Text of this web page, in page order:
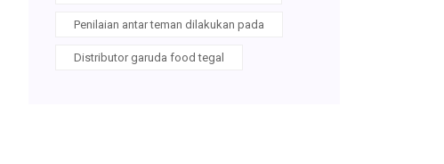
Penilaian antar teman dilakukan pada
Distributor garuda food tegal